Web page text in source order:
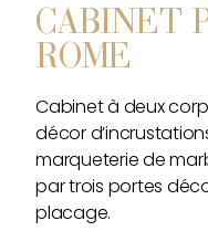
CABINET
ROME
Cabinet à deux
décor
marqueterie de
par trois portes
placage.